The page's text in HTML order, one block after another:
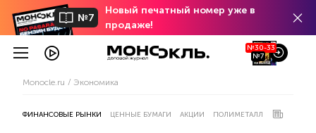
№7
Новый печатный номер уже в
продаже!
№30-33
№7
Monocle.ru Экономика
ФИНАНСОВЫЕ РЫНКИ ЦЕННЫЕ БУМАГИ АКЦИИ ПОЛИМЕТАЛЛ